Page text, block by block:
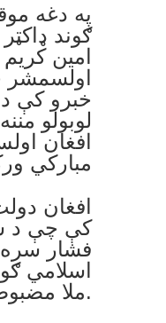
په دغه
ګوند
امين کريم
اولسمشر
خبرو کې
لوبولو
افغان
مبارکي
افغان
کې چې د
فشار
اسلامي
ملا مضبوطه کړې.